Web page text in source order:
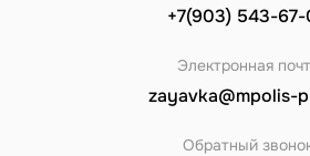
+7(903) 543-
Электронная
zayavka@mpolis-
Обратный